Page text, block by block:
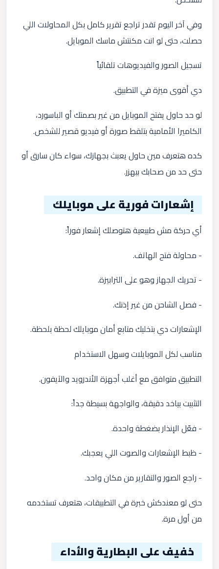
وفي آخر اليوم تقدر تراجع تقرير كامل بكل المحاولات اللي
حصلت، حتى لو انت مكنتش ماسك الموبايل.
تسجيل الصور والفيديوهات تلقائياً
دي أقوى ميزة في التطبيق.
لو حد حاول يفتح الموبايل من غير بصمتك أو الباسورد،
الكاميرا الأمامية بتلقط صورة أو فيديو قصير للشخص.
كده هتعرف مين حاول يعبث بجهازك، سواء كان سارق أو
حتى حد من صحابك بيهزر.
إشعارات فورية على موبايلك
أي حركة مش طبيعية هتوصلك إشعار فوراً:
- محاولة فتح الهاتف.
- تحريك الجهاز وهو على الترابيزة.
- فصل الشاحن من غير إذنك.
الإشعارات دي بتخليك متابع أمان موبايلك لحظة بلحظة.
مناسب لكل الموبايلات وسهل الاستخدام
التطبيق متوافق مع أغلب أجهزة الأندرويد والآيفون.
التثبيت بياخد دقيقة، والواجهة بسيطة جداً:
- فعّل الإنذار بضغطة واحدة.
- ظبط الإشعارات والصوت اللي يعجبك.
- راجع الصور والتقارير من مكان واحد.
حتى لو معندكش خبرة في التطبيقات، هتعرف تستخدمه
من أول مرة.
خفيف على البطارية والأداء